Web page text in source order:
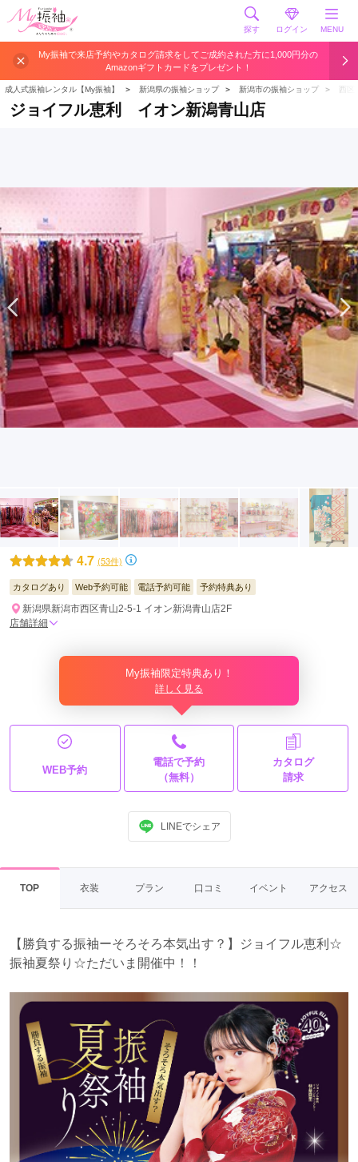
探す ログイン MENU
My振袖で来店予約やカタログ請求をしてご成約された方に1,000円分の
Amazonギフトカードをプレゼント！
成人式振袖レンタル【My振袖】 ＞ 新潟県の振袖ショップ ＞ 新潟市の振袖ショップ ＞ 西区
ジョイフル恵利 イオン新潟青山店
4.7 (53件)
カタログあり Web予約可能 電話予約可能 予約特典あり
新潟県新潟市西区青山2-5-1 イオン新潟青山店2F
店舗詳細
My振袖限定特典あり！
詳しく見る
WEB予約
電話で予約
（無料）
カタログ
請求
LINEでシェア
TOP 衣装 プラン 口コミ イベント アクセス
【勝負する振袖ーそろそろ本気出す？】ジョイフル恵利☆
振袖夏祭り☆ただいま開催中！！